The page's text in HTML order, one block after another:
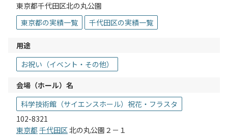
東京都千代田区北の丸公園
東京都の実績一覧
千代田区の実績一覧
用途
お祝い（イベント・その他）
会場（ホール）名
科学技術館（サイエンスホール）祝花・フラスタ
102-8321
東京都 千代田区北の丸公園２－１